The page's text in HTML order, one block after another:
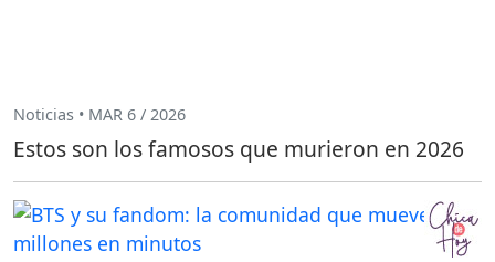
Noticias • MAR 6 / 2026
Estos son los famosos que murieron en 2026